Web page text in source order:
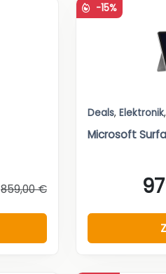
859,00 €
-15%
Deals, Elektronik,
Microsoft